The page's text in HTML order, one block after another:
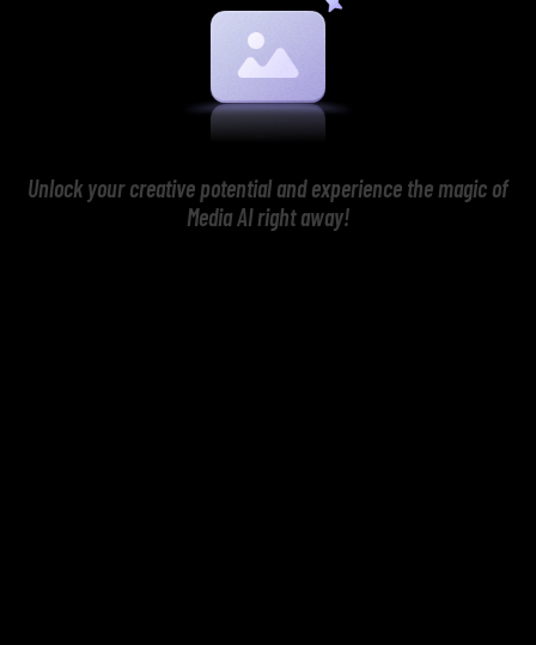
Unlock your creative potential and experience the magic of
Media AI right away!